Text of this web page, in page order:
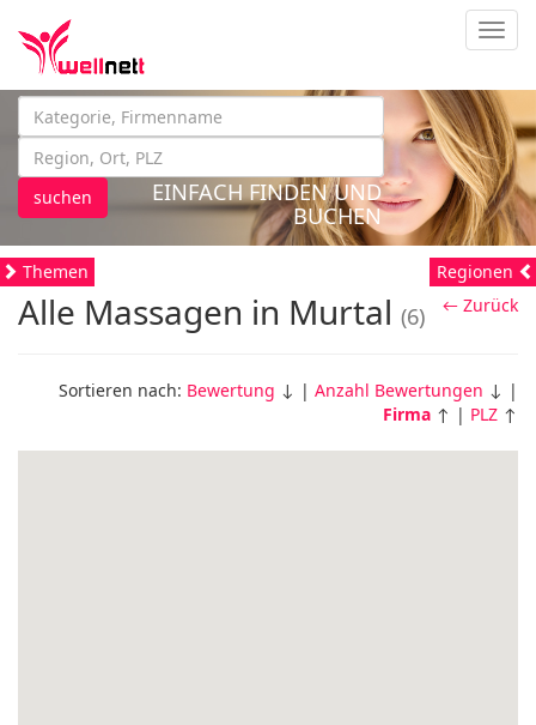
suchen
EINFACH FINDEN UND
BUCHEN
Themen
← Zurück
Alle Massagen in Murtal (6)
Sortieren nach: Bewertung ↓ | Anzahl Bewertungen ↓ |
Firma ↑ | PLZ ↑
Regionen